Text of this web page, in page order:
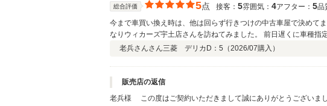
総合評価 5点 接客： 5雰囲気： 4アフター： 5品
今まで車買い換え時は、他は回らず行きつけの中古車屋で決めて
なりウィカーズ宇土店さんを訪ねてみました。 前日遅くに車種
時間に行ってみると、対応良し、車良し、下取り良し、価格良
老兵さんさん三菱 デリカD：5（2026/07購入）
販売店の返信
老兵様 この度はご契約いただきまして誠にありがとうございま